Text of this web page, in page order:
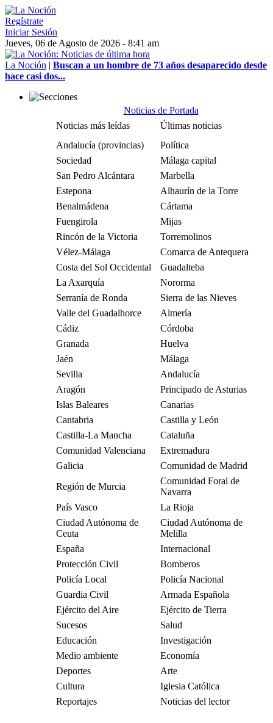
Regístrate
Iniciar Sesión
Jueves, 06 de Agosto de 2026 - 8:41 am
La Noción | Buscan a un hombre de 73 años desaparecido desde
hace casi dos...
Noticias de Portada
Noticias más leídas
Últimas noticias
Andalucía (provincias)
Política
Sociedad
Málaga capital
San Pedro Alcántara
Marbella
Estepona
Alhaurín de la Torre
Benalmádena
Cártama
Fuengirola
Mijas
Rincón de la Victoria
Torremolinos
Vélez-Málaga
Comarca de Antequera
Costa del Sol Occidental
Guadalteba
La Axarquía
Nororma
Serranía de Ronda
Sierra de las Nieves
Valle del Guadalhorce
Almería
Cádiz
Córdoba
Granada
Huelva
Jaén
Málaga
Sevilla
Andalucía
Aragón
Principado de Asturias
Islas Baleares
Canarias
Cantabria
Castilla y León
Castilla-La Mancha
Cataluña
Comunidad Valenciana
Extremadura
Galicia
Comunidad de Madrid
Región de Murcia
Comunidad Foral de
Navarra
País Vasco
La Rioja
Ciudad Autónoma de
Ceuta
Ciudad Autónoma de
Melilla
España
Internacional
Protección Civil
Bomberos
Policía Local
Policía Nacional
Guardia Civil
Armada Española
Ejército del Aire
Ejército de Tierra
Sucesos
Salud
Educación
Investigación
Medio ambiente
Economía
Deportes
Arte
Cultura
Iglesia Católica
Reportajes
Noticias del lector